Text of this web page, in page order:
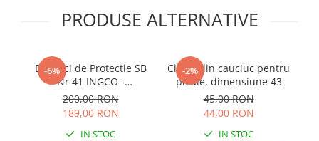
Seminte Legume Profesionale
Seminte trifoi
Pesticide
PRODUSE ALTERNATIVE
-6%
Bocanci de Protectie SB
Nr 41 INGCO -
Incaltaminte de Lucru cu
Bombeu Metalic pentru
Santier si Agricultura
200,00 RON
189,00 RON
IN STOC
-2%
Cizme din cauciuc pentru
ploaie, dimensiune 43
45,00 RON
44,00 RON
IN STOC